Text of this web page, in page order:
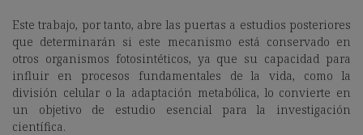
Este trabajo, por tanto, abre las puertas a estudios posteriores
que determinarán si este mecanismo está conservado en
otros organismos fotosintéticos, ya que su capacidad para
influir en procesos fundamentales de la vida, como la
división celular o la adaptación metabólica, lo convierte en
un objetivo de estudio esencial para la investigación
científica.